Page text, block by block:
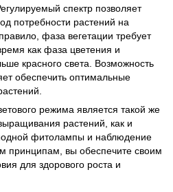
спектр позволяет
потребности растений на
фаза вегетации требует
как фаза цветения и
красного света. Возможность
обеспечить оптимальные
режима является такой же
растений, как и
фитолампы и наблюдение
принципам, вы обеспечите своим
для здорового роста и